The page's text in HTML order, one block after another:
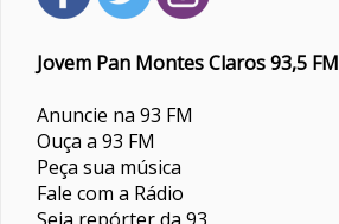
Jovem Pan Montes Claros 93,5 FM
Anuncie na 93 FM
Ouça a 93 FM
Peça sua música
Fale com a Rádio
Seja repórter da 93